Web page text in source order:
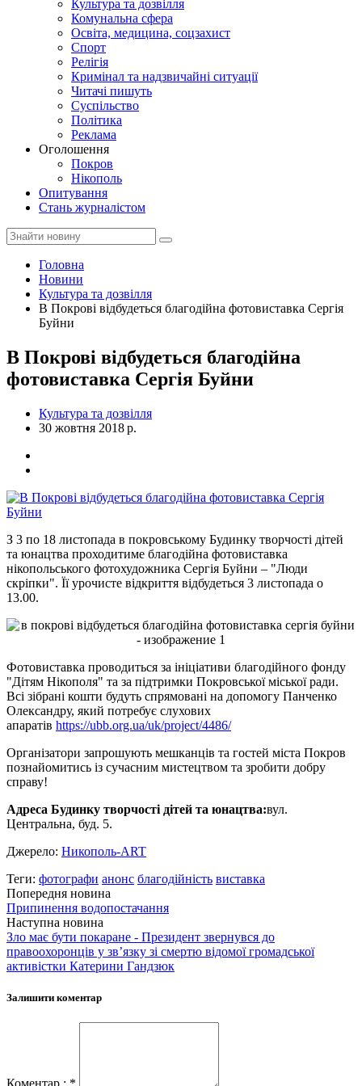
Культура та дозвілля
Комунальна сфера
Освіта, медицина, соцзахист
Спорт
Релігія
Кримінал та надзвичайні ситуації
Читачі пишуть
Суспільство
Політика
Реклама
Оголошення
Покров
Нікополь
Опитування
Стань журналістом
Головна
Новини
Культура та дозвілля
В Покрові відбудеться благодійна фотовиставка Сергія
Буйни
В Покрові відбудеться благодійна
фотовиставка Сергія Буйни
Культура та дозвілля
30 жовтня 2018 р.
З 3 по 18 листопада в покровському Будинку творчості дітей
та юнацтва проходитиме благодійна фотовиставка
нікопольського фотохудожника Сергія Буйни – "Люди
скріпки". Її урочисте відкриття відбудеться 3 листопада о
13.00.
Фотовиставка проводиться за ініціативи благодійного фонду
"Дітям Нікополя" та за підтримки Покровської міської ради.
Всі зібрані кошти будуть спрямовані на допомогу Панченко
Олександру, який потребує слухових
апаратів https://ubb.org.ua/uk/project/4486/
Організатори запрошують мешканців та гостей міста Покров
познайомитись із сучасним мистецтвом та зробити добру
справу!
Адреса Будинку творчості дітей та юнацтва:вул.
Центральна, буд. 5.
Джерело: Никополь-ART
Теги: фотографи анонс благодійність виставка
Попередня новина
Припинення водопостачання
Наступна новина
Зло має бути покаране - Президент звернувся до
правоохоронців у зв’язку зі смертю відомої громадської
активістки Катерини Гандзюк
Залишити коментар